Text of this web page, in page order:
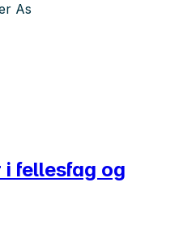
As
fellesfag og